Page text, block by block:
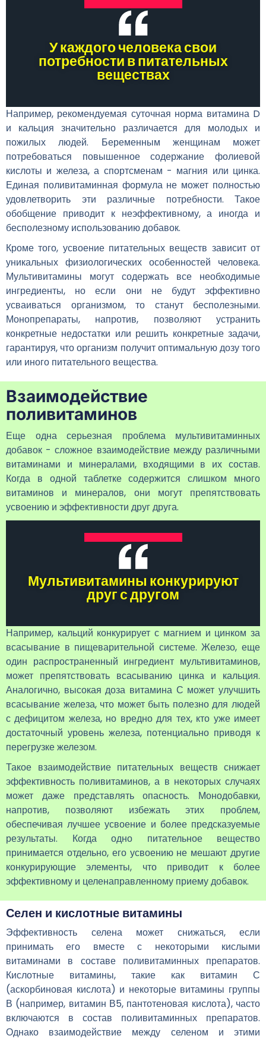
У каждого человека свои
потребности в питательных
веществах
Например, рекомендуемая суточная норма витамина D
и кальция значительно различается для молодых и
пожилых людей. Беременным женщинам может
потребоваться повышенное содержание фолиевой
кислоты и железа, а спортсменам - магния или цинка.
Единая поливитаминная формула не может полностью
удовлетворить эти различные потребности. Такое
обобщение приводит к неэффективному, а иногда и
бесполезному использованию добавок.
Кроме того, усвоение питательных веществ зависит от
уникальных физиологических особенностей человека.
Мультивитамины могут содержать все необходимые
ингредиенты, но если они не будут эффективно
усваиваться организмом, то станут бесполезными.
Монопрепараты, напротив, позволяют устранить
конкретные недостатки или решить конкретные задачи,
гарантируя, что организм получит оптимальную дозу того
или иного питательного вещества.
Взаимодействие
поливитаминов
Еще одна серьезная проблема мультивитаминных
добавок - сложное взаимодействие между различными
витаминами и минералами, входящими в их состав.
Когда в одной таблетке содержится слишком много
витаминов и минералов, они могут препятствовать
усвоению и эффективности друг друга.
Мультивитамины конкурируют
друг с другом
Например, кальций конкурирует с магнием и цинком за
всасывание в пищеварительной системе. Железо, еще
один распространенный ингредиент мультивитаминов,
может препятствовать всасыванию цинка и кальция.
Аналогично, высокая доза витамина С может улучшить
всасывание железа, что может быть полезно для людей
с дефицитом железа, но вредно для тех, кто уже имеет
достаточный уровень железа, потенциально приводя к
перегрузке железом.
Такое взаимодействие питательных веществ снижает
эффективность поливитаминов, а в некоторых случаях
может даже представлять опасность. Монодобавки,
напротив, позволяют избежать этих проблем,
обеспечивая лучшее усвоение и более предсказуемые
результаты. Когда одно питательное вещество
принимается отдельно, его усвоению не мешают другие
конкурирующие элементы, что приводит к более
эффективному и целенаправленному приему добавок.
Селен и кислотные витамины
Эффективность селена может снижаться, если
принимать его вместе с некоторыми кислыми
витаминами в составе поливитаминных препаратов.
Кислотные витамины, такие как витамин С
(аскорбиновая кислота) и некоторые витамины группы
В (например, витамин В5, пантотеновая кислота), часто
включаются в состав поливитаминных препаратов.
Однако взаимодействие между селеном и этими